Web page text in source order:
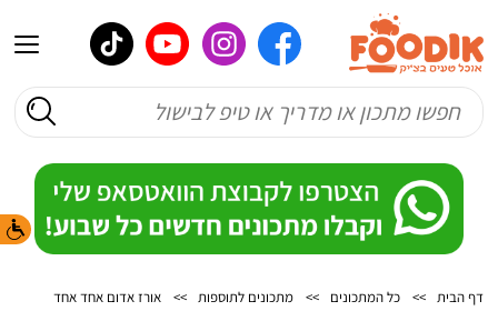
דף הבית >> כל המתכונים >> מתכונים לתוספות >> אורז אדום אחד אחד